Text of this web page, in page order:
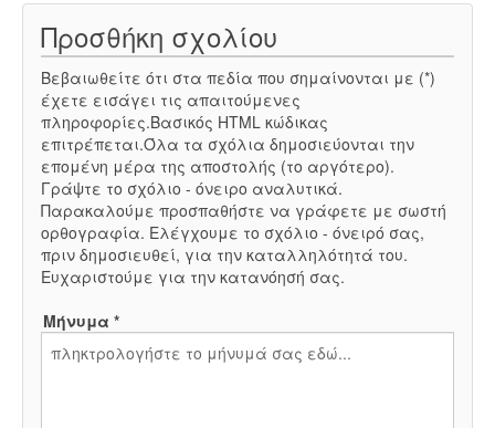
Προσθήκη σχολίου
Βεβαιωθείτε ότι στα πεδία που σημαίνονται με (*)
έχετε εισάγει τις απαιτούμενες
πληροφορίες.Βασικός HTML κώδικας
επιτρέπεται.Όλα τα σχόλια δημοσιεύονται την
επομένη μέρα της αποστολής (το αργότερο).
Γράψτε το σχόλιο - όνειρο αναλυτικά.
Παρακαλούμε προσπαθήστε να γράφετε με σωστή
ορθογραφία. Ελέγχουμε το σχόλιο - όνειρό σας,
πριν δημοσιευθεί, για την καταλληλότητά του.
Ευχαριστούμε για την κατανόησή σας.
Μήνυμα *